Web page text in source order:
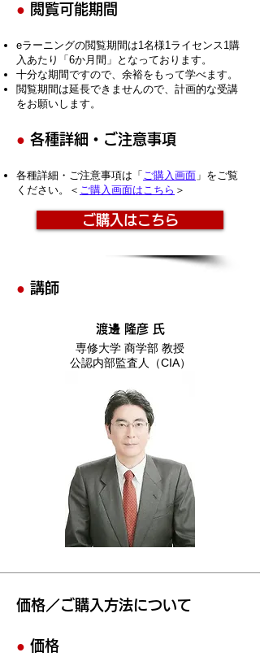
● 閲覧可能期間
eラーニングの閲覧期間は1名様1ライセンス1購
入あたり「6か月間」となっております。
十分な期間ですので、余裕をもって学べます。
​閲覧期間は延長できませんので、計画的な受講
をお願いします。
● 各種詳細・ご注意事項
各種詳細・ご注意事項は「 ご購入画面 」をご覧
ください。＜ ご購入画面はこちら ＞
ご購入はこちら
● 講師
渡邊 隆彦 氏
専修大学 商学部 教授
公認内部監査人（CIA）
価格／ご購入方法について
● 価格